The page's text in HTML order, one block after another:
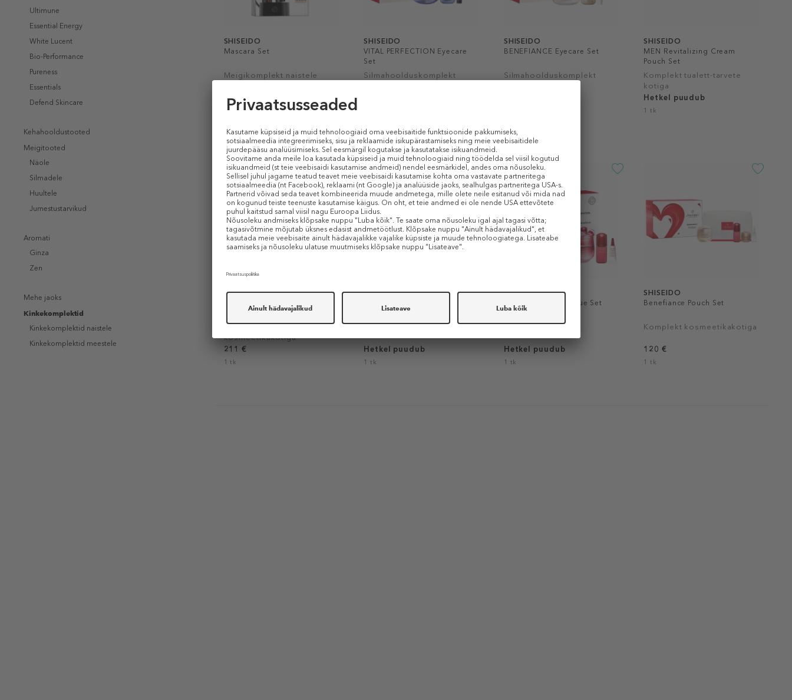
Ultimune
Essential Energy
White Lucent
Bio-Performance
Pureness
Essentials
Defend Skincare
Kehahooldustooted
Meigitooted
Näole
Silmadele
Huultele
Jumestustarvikud
Aromati
Ginza
Zen
Mehe jaoks
Kinkekomplektid
Kinkekomplektid naistele
Kinkekomplektid meestele
SHISEIDO
Mascara Set
Meigikomplekt naistele
41,99 €
1 tk
SHISEIDO
VITAL PERFECTION Eyecare
Set
Silmahoolduskomplekt
SHISEIDO
BENEFIANCE Eyecare Set
Silmahoolduskomplekt
SHISEIDO
MEN Revitalizing Cream
Pouch Set
Komplekt tualett-tarvete
kotiga
Hetkel puudub
1 tk
SHISEIDO
Cream Pouch Set
Silmahoolduskomplekt
kosmeetikakotiga
211 €
1 tk
SHISEIDO
Komplekt kosmeetikakotiga
Hetkel puudub
1 tk
SHISEIDO
Essential Energy Value Set
Komplekt
Hetkel puudub
1 tk
SHISEIDO
Benefiance Pouch Set
Komplekt kosmeetikakotiga
120 €
1 tk